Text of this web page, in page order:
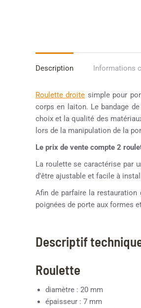
Description Informations
Roulette droite simple pour
corps en laiton. Le bandage
choix et la qualité des
lors de la manipulation de la
Le prix de vente compte 2
La roulette se caractérise par
d’être ajustable et facile à
Afin de parfaire la restauration
poignées de porte aux formes
Descriptif
Roulette
diamètre : 20 mm
épaisseur : 7 mm